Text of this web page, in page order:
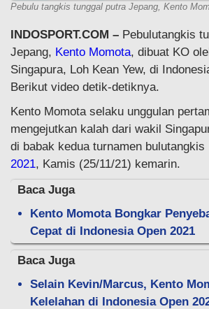
Pebulu tangkis tunggal putra Jepang, Kento
INDOSPORT.COM – Pebulutangkis
Jepang, Kento Momota, dibuat KO
Singapura, Loh Kean Yew, di
Berikut video detik-detiknya.
Kento Momota selaku unggulan
mengejutkan kalah dari wakil
di babak kedua turnamen bulutangkis
2021, Kamis (25/11/21) kemarin.
Baca Juga
Kento Momota Bongkar
Cepat di Indonesia Open 2021
Baca Juga
Selain Kevin/Marcus, Kento
Kelelahan di Indonesia Open